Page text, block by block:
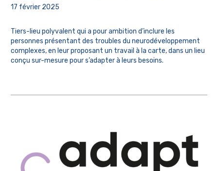
17 février 2025
Tiers-lieu polyvalent qui a pour ambition d’inclure les
personnes présentant des troubles du neurodéveloppement
complexes, en leur proposant un travail à la carte, dans un lieu
conçu sur-mesure pour s’adapter à leurs besoins.